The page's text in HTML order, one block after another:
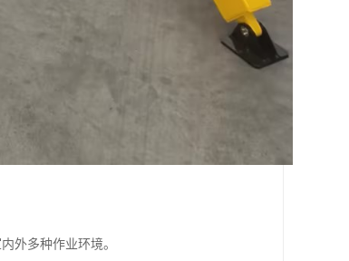
外多种作业环境。